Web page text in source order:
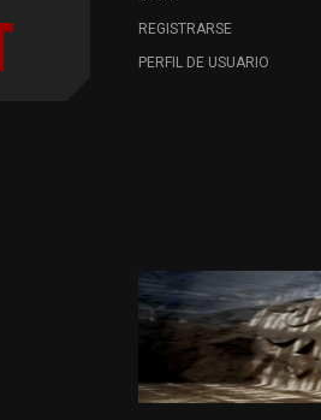
REGISTRARSE
PERFIL DE USUARIO